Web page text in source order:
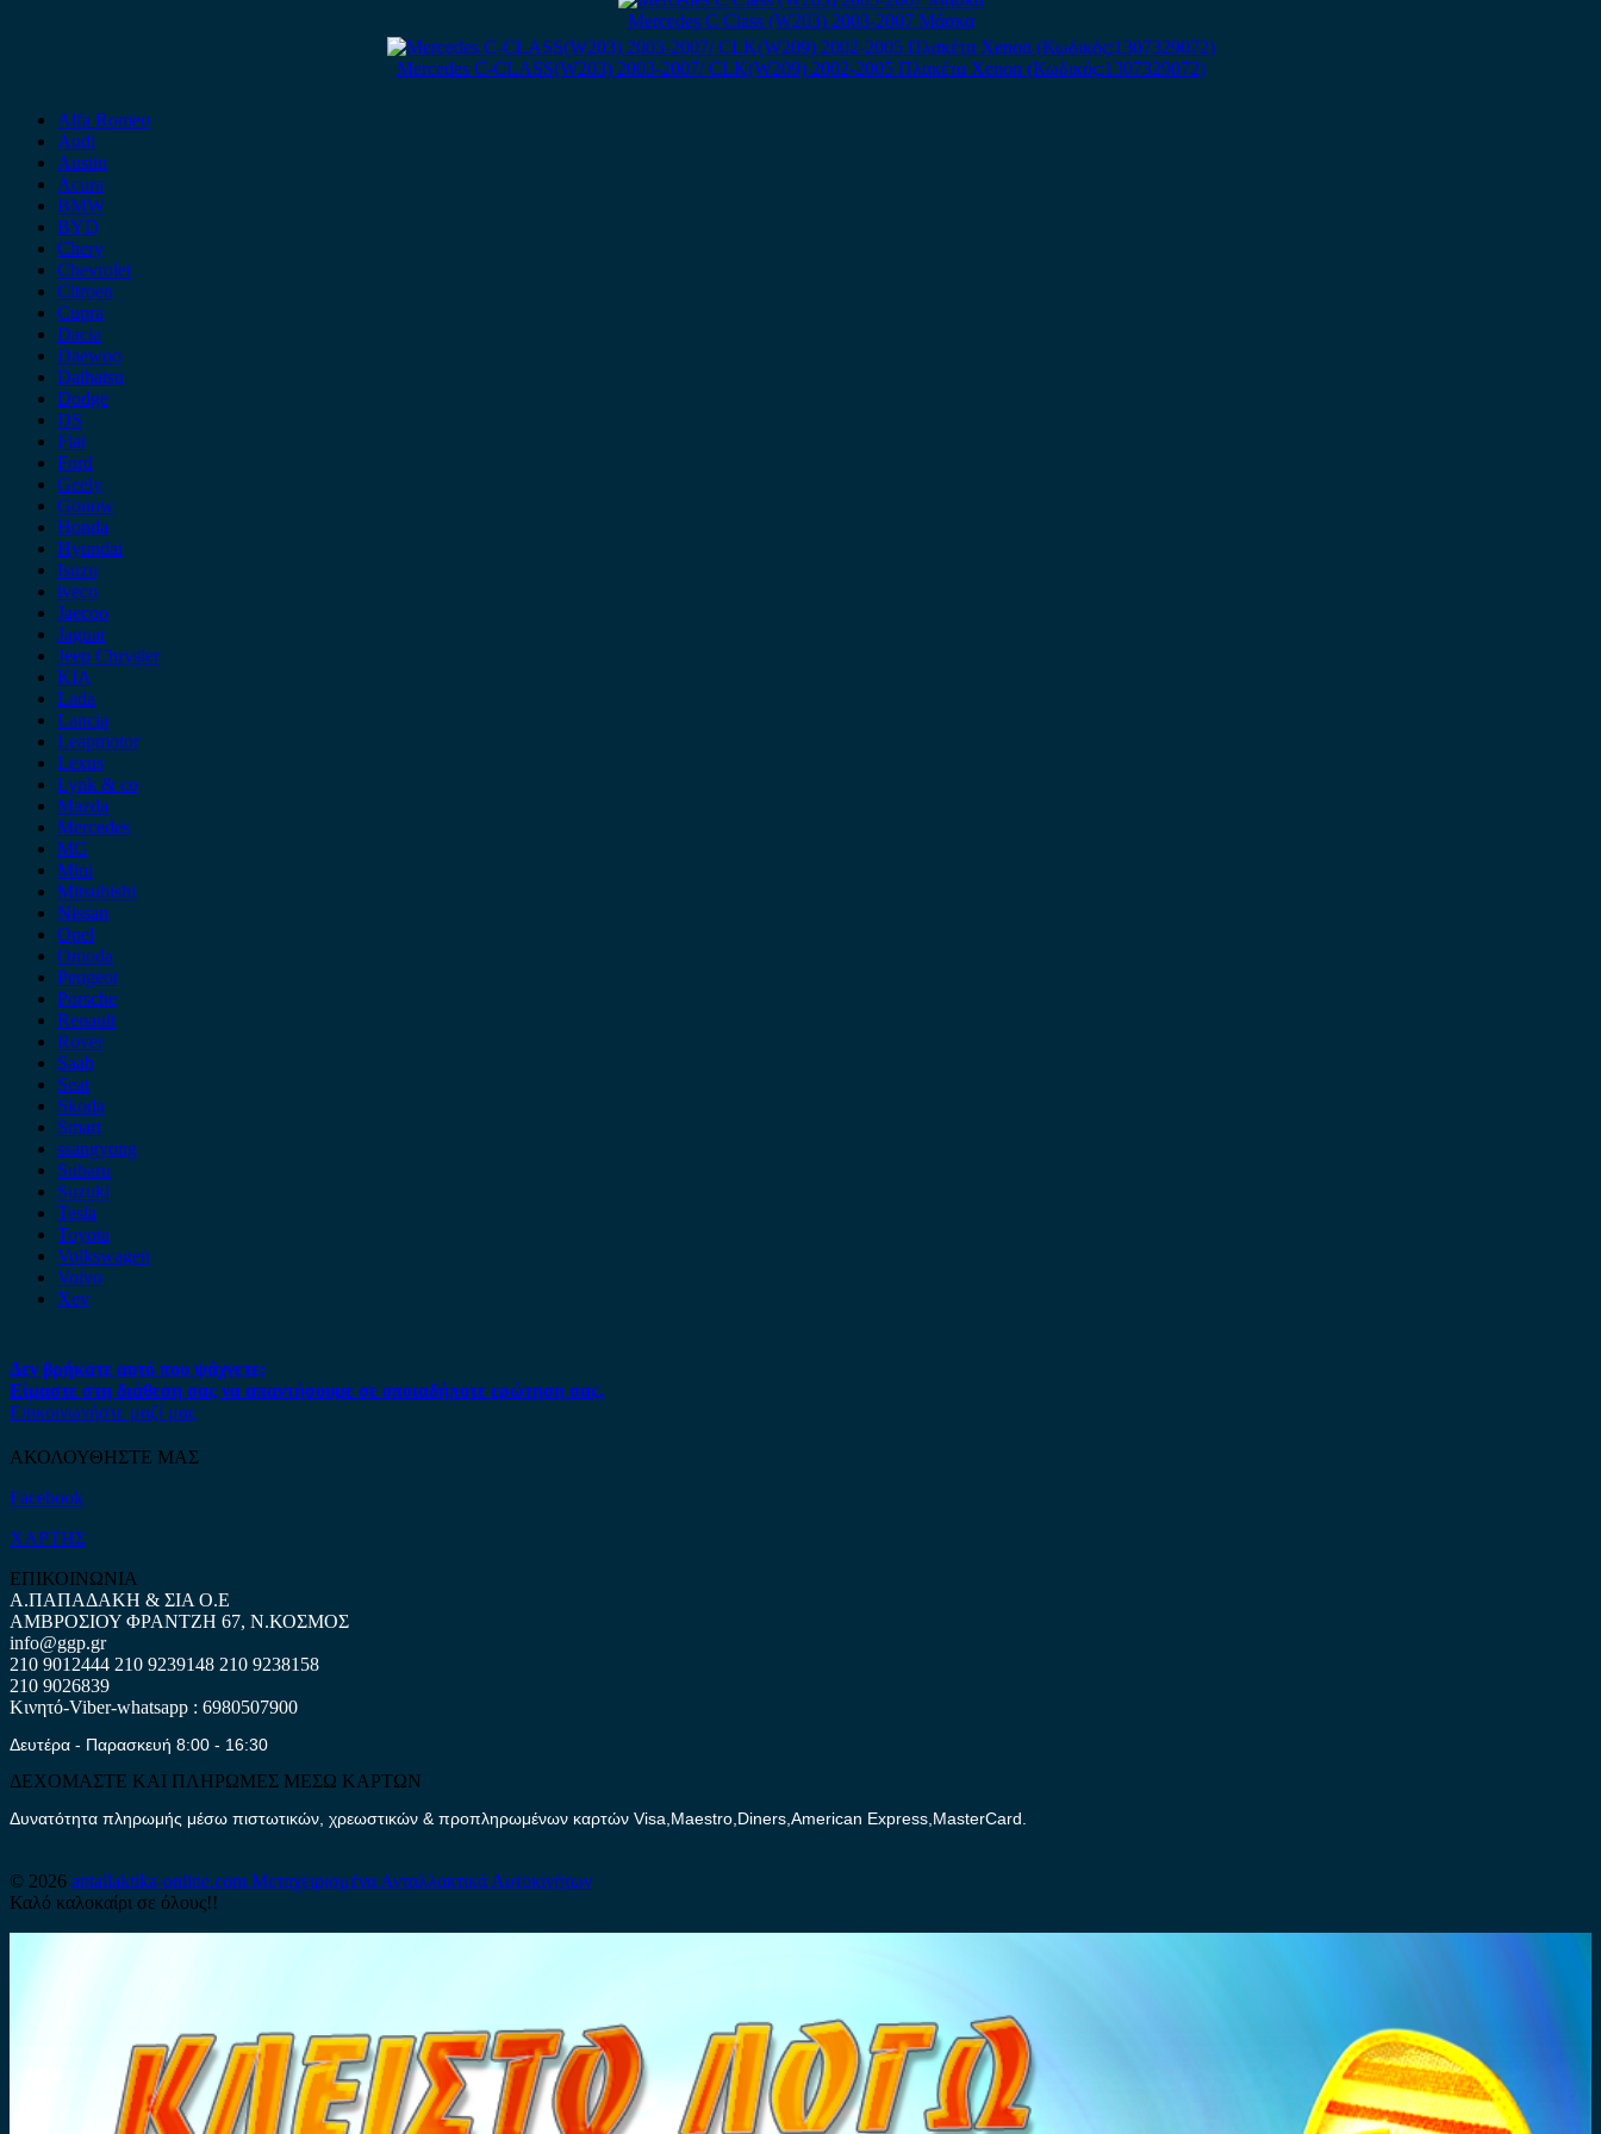
Mercedes C Class (W203) 2003-2007 Μάσκα
Mercedes C-CLASS(W203) 2003-2007/ CLK(W209) 2002-2005 Πλακέτα Xenon (Κωδικός:1307329072)
Alfa Romeo
Audi
Austin
Acura
BMW
BYD
Chery
Chevrolet
Citroen
Cupra
Dacia
Daewoo
Daihatsu
Dodge
DS
Fiat
Ford
Geely
Gonow
Honda
Hyundai
Isuzu
iveco
Jaecoo
Jaguar
Jeep Chrysler
KIA
Lada
Lancia
Leapmotor
Lexus
Lynk & co
Mazda
Mercedes
MG
Mini
Mitsubishi
Nissan
Opel
Omoda
Peugeot
Porsche
Renault
Rover
Saab
Seat
Skoda
Smart
ssangyong
Subaru
Suzuki
Tesla
Toyota
Volkswagen
Volvo
Xev
Δεν βρήκατε αυτό που ψάχνετε;
Είμαστε στη διάθεση σας να απαντήσουμε σε οποιαδήποτε ερώτηση σας.
Επικοινωνήστε μαζί μας
ΑΚΟΛΟΥΘΗΣΤΕ ΜΑΣ
Facebook
ΧΑΡΤΗΣ
ΕΠΙΚΟΙΝΩΝΙΑ
Α.ΠΑΠΑΔΑΚΗ & ΣΙΑ Ο.Ε
ΑΜΒΡΟΣΙΟΥ ΦΡΑΝΤΖΗ 67, Ν.ΚΟΣΜΟΣ
info@ggp.gr
210 9012444 210 9239148 210 9238158
210 9026839
Κινητό-Viber-whatsapp : 6980507900
Δευτέρα - Παρασκευή 8:00 - 16:30
ΔΕΧΟΜΑΣΤΕ ΚΑΙ ΠΛΗΡΩΜΕΣ ΜΕΣΩ ΚΑΡΤΩΝ
Δυνατότητα πληρωμής μέσω πιστωτικών, χρεωστικών & προπληρωμένων καρτών Visa,Maestro,Diners,American Express,MasterCard.
© 2026 antallaktika-online.com Μεταχειρισμένα Ανταλλακτικά Αυτοκινήτων
Καλό καλοκαίρι σε όλους!!